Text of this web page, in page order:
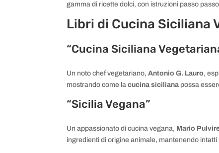
gamma di ricette dolci, con istruzioni passo
Libri di Cucina Siciliana
“Cucina Siciliana
Un noto chef vegetariano,Antonio G. Lauro,
mostrando come lacucina siciliana possa
“Sicilia Vegana”
Un appassionato di cucina vegana, Mario
ingredienti di origine animale, mantenendo